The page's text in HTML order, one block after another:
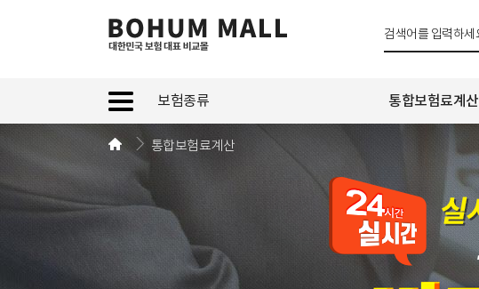
보험종류 통합보험료계산
통합보험료계산